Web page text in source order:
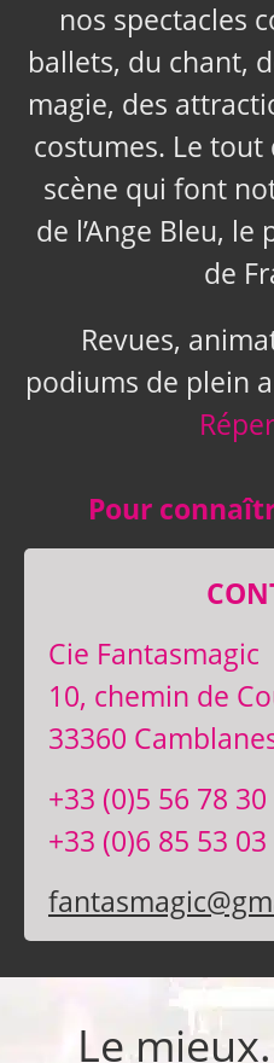
nos spectacles
ballets, du chant,
magie, des
costumes. Le tout
scène qui font
de l’Ange Bleu,
de
Revues,
podiums de plein
Pour
Cie Fantasmagic
10, chemin de
33360
+33 (0)5 56 78 30
+33 (0)6 85 53 03
Le